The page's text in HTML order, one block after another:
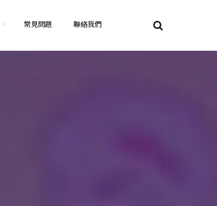
常見問題 聯絡我們